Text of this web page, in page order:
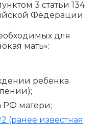
3 статьи 134
Федерации.
для
мать»:
ребенка
РФ матери;
(ранее известная